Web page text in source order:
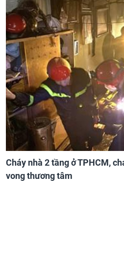
Cháy nhà 2 tầng ở TPHCM,
vong thương tâm